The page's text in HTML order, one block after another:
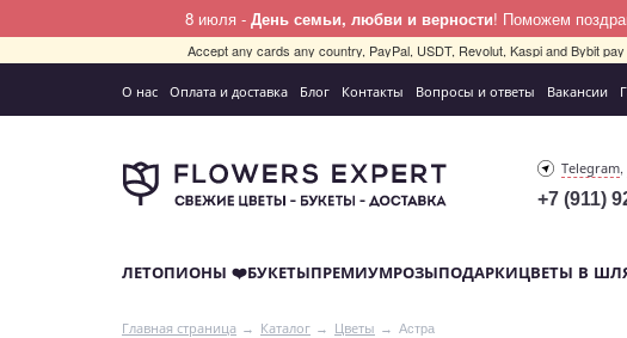
8 июля - День семьи, любви и верности! Поможем
Accept any cards any country, PayPal, USDT, Revolut, Kaspi and Bybit
О нас Оплата и доставка Блог Контакты Вопросы и ответы Вакансии
Telegram,
+7 (911)
ЛЕТОПИОНЫ ❤️БУКЕТЫПРЕМИУМРОЗЫПОДАРКИЦВЕТЫ В
Главная страница Каталог Цветы Астра